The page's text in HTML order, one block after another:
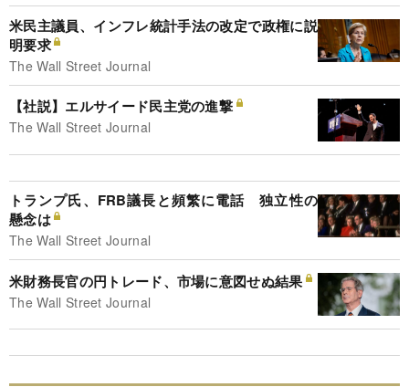
米民主議員、インフレ統計手法の改定で政権に説
明要求
The Wall Street Journal
【社説】エルサイード民主党の進撃
The Wall Street Journal
トランプ氏、FRB議長と頻繁に電話 独立性の
懸念は
The Wall Street Journal
米財務長官の円トレード、市場に意図せぬ結果
The Wall Street Journal